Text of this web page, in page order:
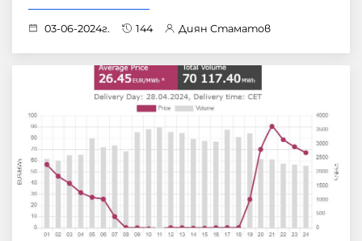
03-06-2024г. 144 Диян Стаматов